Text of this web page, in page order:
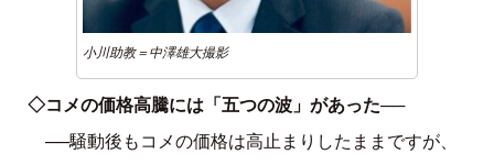
小川助教＝中澤雄大撮影
◇コメの価格高騰には「五つの波」 があった──
──騒動後もコメの価格は高止まりしたままですが、